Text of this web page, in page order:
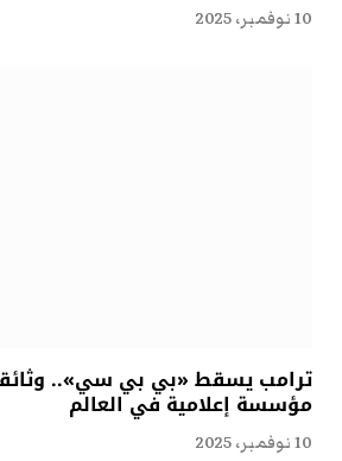
10 نوفمبر، 2025
ترامب يسقط «بي بي سي»..
مؤسسة إعلامية في العالم
10 نوفمبر، 2025